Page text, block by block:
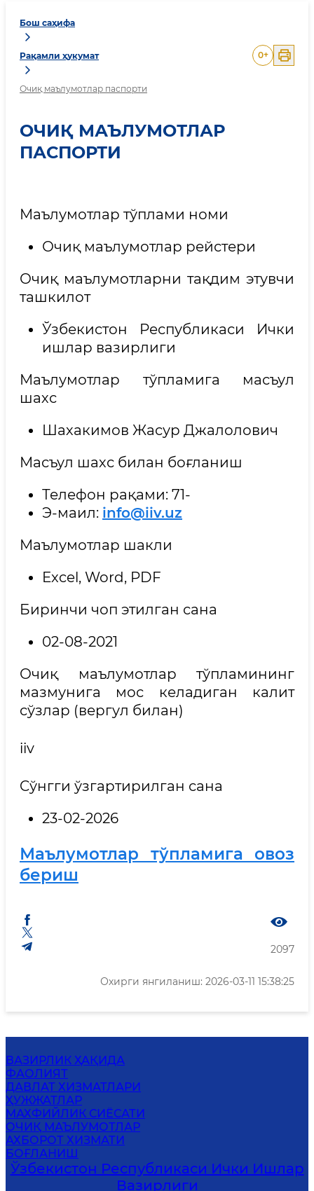
Бош саҳифа
Рақамли ҳукумат
Очиқ маълумотлар паспорти
0+
ОЧИҚ МАЪЛУМОТЛАР
ПАСПОРТИ
Маълумотлар тўплами номи
Очиқ маълумотлар рейстери
Очиқ маълумотларни тақдим этувчи
ташкилот
Ўзбекистон Республикаси Ички
ишлар вазирлиги
Маълумотлар тўпламига масъул
шахс
Шахакимов Жасур Джалолович
Масъул шахс билан боғланиш
Телефон рақами: 71-
Э-маил: info@iiv.uz
Маълумотлар шакли
Excel, Word, PDF
Биринчи чоп этилган сана
02-08-2021
Очиқ маълумотлар тўпламининг
мазмунига мос келадиган калит
сўзлар (вергул билан)
iiv
Cўнгги ўзгартирилган сана
23-02-2026
Маълумотлар тўпламига овоз
бериш
2097
Охирги янгиланиш: 2026-03-11 15:38:25
ВАЗИРЛИК ҲАҚИДА
ФАОЛИЯТ
ДАВЛАТ ХИЗМАТЛАРИ
ҲУЖЖАТЛАР
MАХФИЙЛИК СИЁСАТИ
ОЧИҚ МАЪЛУМОТЛАР
АХБОРОТ ХИЗМАТИ
БОҒЛАНИШ
Ўзбекистон Республикаси Ички Ишлар
Вазирлиги